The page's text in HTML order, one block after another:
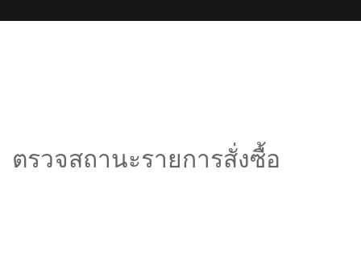
ตรวจสถานะรายการสั่งซื้อ